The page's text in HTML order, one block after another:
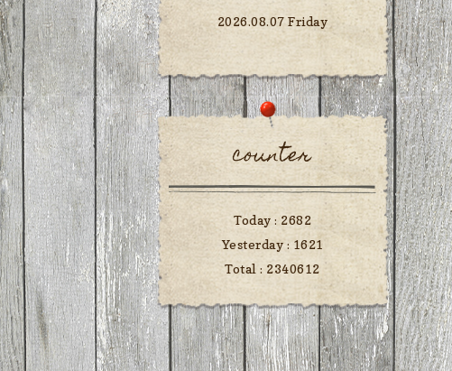
2026.08.07 Friday
counter
Today : 2682
Yesterday : 1621
Total : 2340612